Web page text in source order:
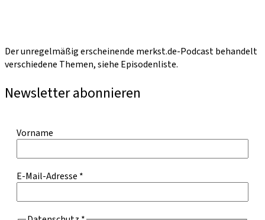
Der unregelmäßig erscheinende merkst.de-Podcast behandelt
verschiedene Themen, siehe Episodenliste.
Newsletter abonnieren
Vorname
E-Mail-Adresse *